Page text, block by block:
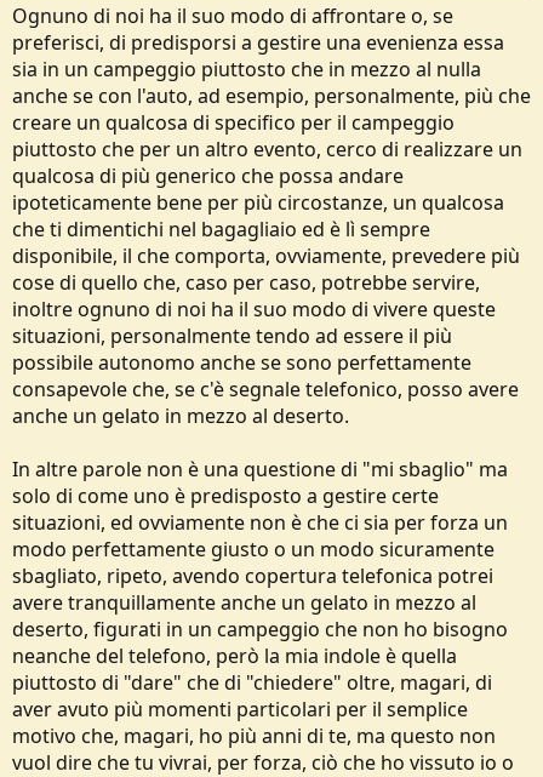
Ognuno di noi ha il suo modo di affrontare o, se
preferisci, di predisporsi a gestire una evenienza essa
sia in un campeggio piuttosto che in mezzo al nulla
anche se con l'auto, ad esempio, personalmente, più che
creare un qualcosa di specifico per il campeggio
piuttosto che per un altro evento, cerco di realizzare un
qualcosa di più generico che possa andare
ipoteticamente bene per più circostanze, un qualcosa
che ti dimentichi nel bagagliaio ed è lì sempre
disponibile, il che comporta, ovviamente, prevedere più
cose di quello che, caso per caso, potrebbe servire,
inoltre ognuno di noi ha il suo modo di vivere queste
situazioni, personalmente tendo ad essere il più
possibile autonomo anche se sono perfettamente
consapevole che, se c'è segnale telefonico, posso avere
anche un gelato in mezzo al deserto.
In altre parole non è una questione di "mi sbaglio" ma
solo di come uno è predisposto a gestire certe
situazioni, ed ovviamente non è che ci sia per forza un
modo perfettamente giusto o un modo sicuramente
sbagliato, ripeto, avendo copertura telefonica potrei
avere tranquillamente anche un gelato in mezzo al
deserto, figurati in un campeggio che non ho bisogno
neanche del telefono, però la mia indole è quella
piuttosto di "dare" che di "chiedere" oltre, magari, di
aver avuto più momenti particolari per il semplice
motivo che, magari, ho più anni di te, ma questo non
vuol dire che tu vivrai, per forza, ciò che ho vissuto io o